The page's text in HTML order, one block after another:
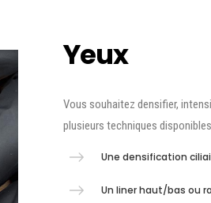
Yeux
Vous souhaitez densifier,
plusieurs techniques
Une densification
Un liner haut/bas ou